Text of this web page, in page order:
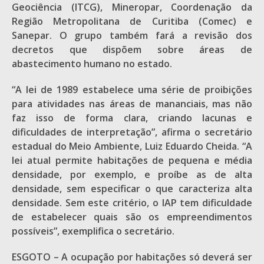
Geociência (ITCG), Mineropar, Coordenação da
Região Metropolitana de Curitiba (Comec) e
Sanepar. O grupo também fará a revisão dos
decretos que dispõem sobre áreas de
abastecimento humano no estado.
“A lei de 1989 estabelece uma série de proibições
para atividades nas áreas de mananciais, mas não
faz isso de forma clara, criando lacunas e
dificuldades de interpretação”, afirma o secretário
estadual do Meio Ambiente, Luiz Eduardo Cheida. “A
lei atual permite habitações de pequena e média
densidade, por exemplo, e proíbe as de alta
densidade, sem especificar o que caracteriza alta
densidade. Sem este critério, o IAP tem dificuldade
de estabelecer quais são os empreendimentos
possíveis”, exemplifica o secretário.
ESGOTO – A ocupação por habitações só deverá ser